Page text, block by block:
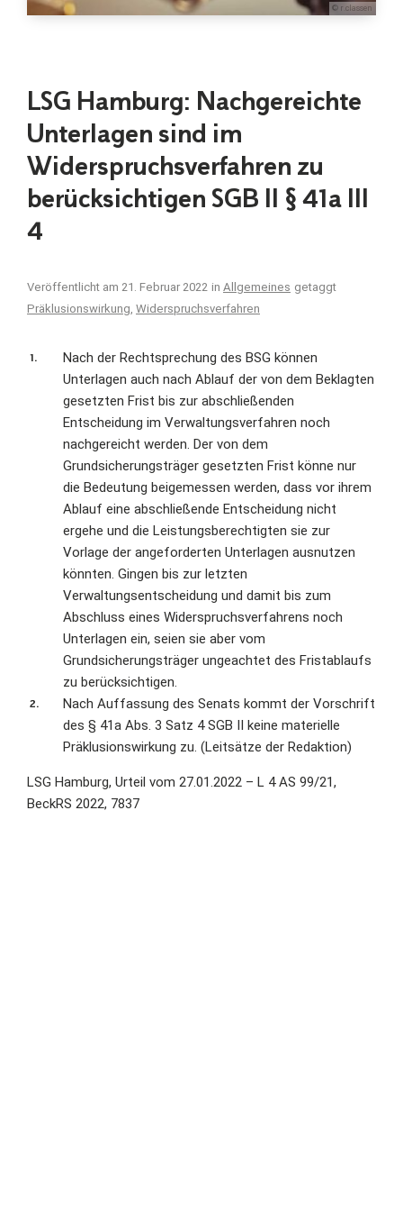
© r.classen
LSG Hamburg: Nachgereichte
Unterlagen sind im
Widerspruchsverfahren zu
berücksichtigen SGB II § 41a III
4
Veröffentlicht am 21. Februar 2022 in Allgemeines getaggt
Präklusionswirkung, Widerspruchsverfahren
Nach der Rechtsprechung des BSG können
Unterlagen auch nach Ablauf der von dem Beklagten
gesetzten Frist bis zur abschließenden
Entscheidung im Verwaltungsverfahren noch
nachgereicht werden. Der von dem
Grundsicherungsträger gesetzten Frist könne nur
die Bedeutung beigemessen werden, dass vor ihrem
Ablauf eine abschließende Entscheidung nicht
ergehe und die Leistungsberechtigten sie zur
Vorlage der angeforderten Unterlagen ausnutzen
könnten. Gingen bis zur letzten
Verwaltungsentscheidung und damit bis zum
Abschluss eines Widerspruchsverfahrens noch
Unterlagen ein, seien sie aber vom
Grundsicherungsträger ungeachtet des Fristablaufs
zu berücksichtigen.
Nach Auffassung des Senats kommt der Vorschrift
des § 41a Abs. 3 Satz 4 SGB II keine materielle
Präklusionswirkung zu. (Leitsätze der Redaktion)
LSG Hamburg, Urteil vom 27.01.2022 – L 4 AS 99/21,
BeckRS 2022, 7837